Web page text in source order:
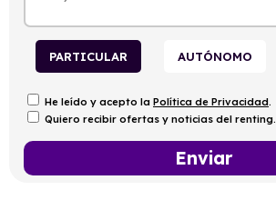
PARTICULAR AUTÓNOMO
He leído y acepto la Política de Privacidad.
Quiero recibir ofertas y noticias del renting.